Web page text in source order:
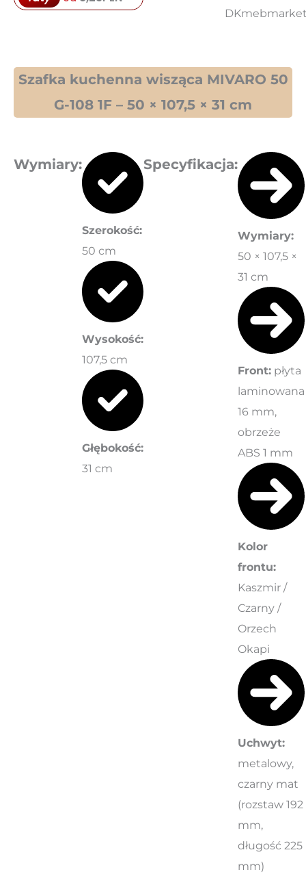
Szafka kuchenna wisząca MIVARO 50
G-108 1F – 50 × 107,5 × 31 cm
Wymiary:
Szerokość:
50 cm
Wysokość:
107,5 cm
Głębokość:
31 cm
Specyfikacja:
Wymiary:
50 × 107,5 ×
31 cm
Front: płyta
laminowana
16 mm,
obrzeże
ABS 1 mm
Kolor
frontu:
Kaszmir /
Czarny /
Orzech
Okapi
Uchwyt:
metalowy,
czarny mat
(rozstaw 192
mm,
długość 225
mm)